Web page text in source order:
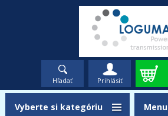
Hľadať Prihlásiť
Vyberte si kategóriu Menu